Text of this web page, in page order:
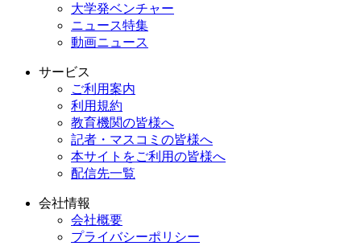
大学発ベンチャー
ニュース特集
動画ニュース
サービス
ご利用案内
利用規約
教育機関の皆様へ
記者・マスコミの皆様へ
本サイトをご利用の皆様へ
配信先一覧
会社情報
会社概要
プライバシーポリシー